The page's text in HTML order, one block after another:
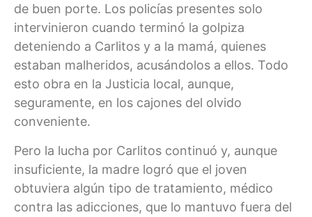
de buen porte. Los policías presentes solo
intervinieron cuando terminó la golpiza
deteniendo a Carlitos y a la mamá, quienes
estaban malheridos, acusándolos a ellos. Todo
esto obra en la Justicia local, aunque,
seguramente, en los cajones del olvido
conveniente.
Pero la lucha por Carlitos continuó y, aunque
insuficiente, la madre logró que el joven
obtuviera algún tipo de tratamiento, médico
contra las adicciones, que lo mantuvo fuera del